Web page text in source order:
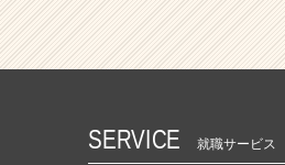
SERVICE 就職サービス